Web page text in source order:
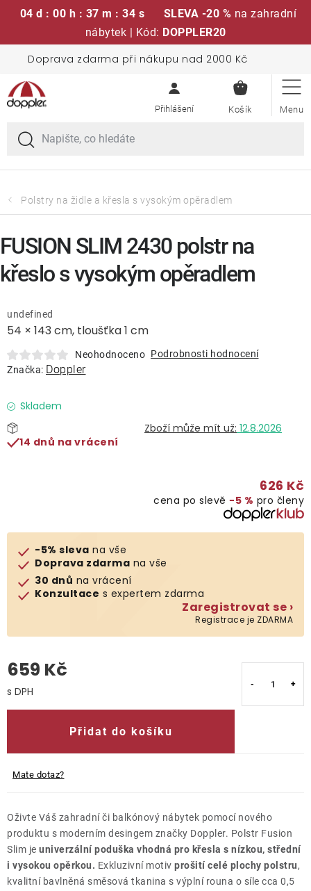
04 d : 00 h : 37 m : 33 s SLEVA -20 % na zahradní
nábytek | Kód: DOPPLER20
obsah
Doprava zdarma při nákupu nad 2000 Kč
KOŠÍK
Sedací soupravy
Slunečníky
Křesla a židle
Lavice a houpačky
Lehátka
Doplňky
Deštníky
Gastro produkty
Klub výhod
Polstry na židle a křesla s vysokým opěradlem
54 × 143 cm, tloušťka 1 cm
undefined
Neohodnoceno Podrobnosti hodnocení
Značka: Doppler
Skladem
12.8.2026
14 dnů na vrácení
626 Kč
cena po slevě −5 % pro členy
-5% sleva na vše
Doprava zdarma na vše
30 dnů na vrácení
Konzultace s expertem zdarma
Zaregistrovat se ›
Registrace je ZDARMA
659 Kč
Přidat do košíku
Mate dotaz?
Oživte Váš zahradní či balkónový nábytek pomocí nového
produktu s moderním desingem značky Doppler. Polstr Fusion
Slim je univerzální poduška vhodná pro křesla s nízkou, střední
i vysokou opěrkou. Exkluzivní motiv prošití celé plochy polstru,
kvalitní bavlněná směsová tkanina s výplní rouna o síle cca 0,5
FUSION SLIM 2430 polstr na
křeslo s vysokým opěradlem